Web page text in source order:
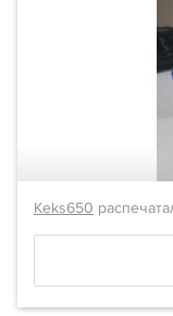
Keks650